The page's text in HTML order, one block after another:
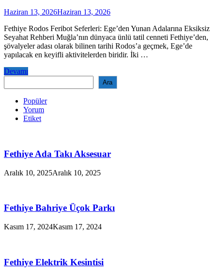
Haziran 13, 2026Haziran 13, 2026
Fethiye Rodos Feribot Seferleri: Ege’den Yunan Adalarına Eksiksiz
Seyahat Rehberi Muğla’nın dünyaca ünlü tatil cenneti Fethiye’den,
şövalyeler adası olarak bilinen tarihi Rodos’a geçmek, Ege’de
yapılacak en keyifli aktivitelerden biridir. İki …
Fethiye
Feribot
Devamı
Ara
Popüler
Yorum
Etiket
Fethiye Ada Takı Aksesuar
Aralık 10, 2025Aralık 10, 2025
Fethiye Bahriye Üçok Parkı
Kasım 17, 2024Kasım 17, 2024
Fethiye Elektrik Kesintisi